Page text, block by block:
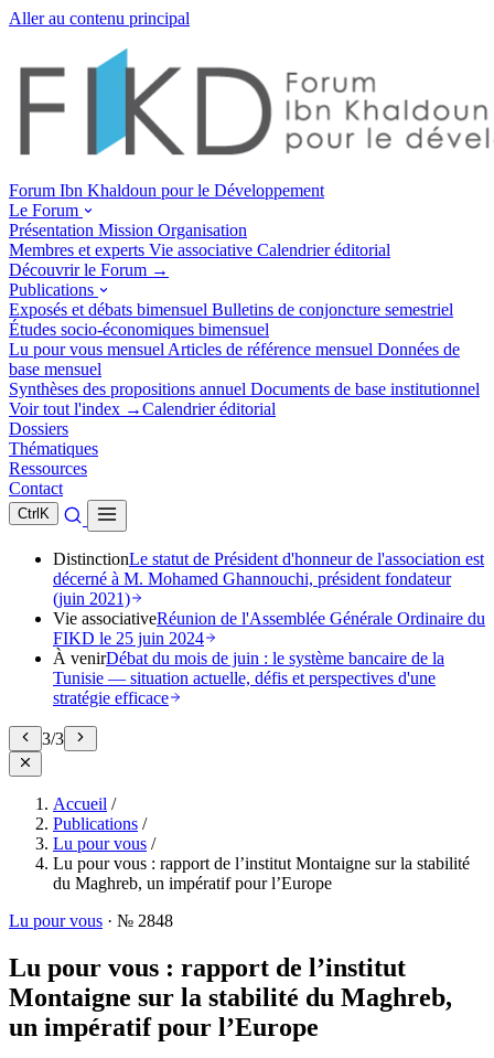
Aller au contenu principal
Forum Ibn Khaldoun pour le Développement
Le Forum
Présentation Mission Organisation
Membres et experts Vie associative Calendrier éditorial
Découvrir le Forum →
Publications
Exposés et débats bimensuel Bulletins de conjoncture semestriel
Études socio-économiques bimensuel
Lu pour vous mensuel Articles de référence mensuel Données de
base mensuel
Synthèses des propositions annuel Documents de base institutionnel
Voir tout l'index →Calendrier éditorial
Dossiers
Thématiques
Ressources
Contact
Ctrl K
DistinctionLe statut de Président d'honneur de l'association est
décerné à M. Mohamed Ghannouchi, président fondateur
(juin 2021)
Vie associativeRéunion de l'Assemblée Générale Ordinaire du
FIKD le 25 juin 2024
À venirDébat du mois de juin : le système bancaire de la
Tunisie — situation actuelle, défis et perspectives d'une
stratégie efficace
3/3
Accueil /
Publications /
Lu pour vous /
Lu pour vous : rapport de l’institut Montaigne sur la stabilité
du Maghreb, un impératif pour l’Europe
Lu pour vous · № 2848
Lu pour vous : rapport de l’institut
Montaigne sur la stabilité du Maghreb,
un impératif pour l’Europe